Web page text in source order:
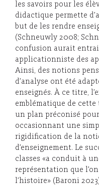
les savoirs pour les
didactique permette
but de les rendre
(Schneuwly 2008;
confusion aurait
applicationniste des
Ainsi, des notions
d’analyse ont été
enseignés. À ce titre,
emblématique de
un plan préconisé
occasionnant une
rigidification de la
d’enseignement. Le
classes «a conduit à
représentation que
l’histoire» (Baroni